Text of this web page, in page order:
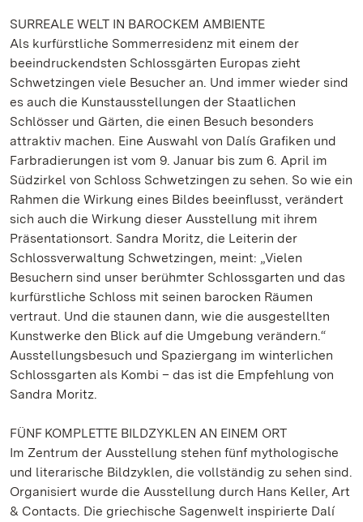
SURREALE WELT IN BAROCKEM AMBIENTE
Als kurfürstliche Sommerresidenz mit einem der
beeindruckendsten Schlossgärten Europas zieht
Schwetzingen viele Besucher an. Und immer wieder sind
es auch die Kunstausstellungen der Staatlichen
Schlösser und Gärten, die einen Besuch besonders
attraktiv machen. Eine Auswahl von Dalís Grafiken und
Farbradierungen ist vom 9. Januar bis zum 6. April im
Südzirkel von Schloss Schwetzingen zu sehen. So wie ein
Rahmen die Wirkung eines Bildes beeinflusst, verändert
sich auch die Wirkung dieser Ausstellung mit ihrem
Präsentationsort. Sandra Moritz, die Leiterin der
Schlossverwaltung Schwetzingen, meint: „Vielen
Besuchern sind unser berühmter Schlossgarten und das
kurfürstliche Schloss mit seinen barocken Räumen
vertraut. Und die staunen dann, wie die ausgestellten
Kunstwerke den Blick auf die Umgebung verändern.“
Ausstellungsbesuch und Spaziergang im winterlichen
Schlossgarten als Kombi – das ist die Empfehlung von
Sandra Moritz.
FÜNF KOMPLETTE BILDZYKLEN AN EINEM ORT
Im Zentrum der Ausstellung stehen fünf mythologische
und literarische Bildzyklen, die vollständig zu sehen sind.
Organisiert wurde die Ausstellung durch Hans Keller, Art
& Contacts. Die griechische Sagenwelt inspirierte Dalí